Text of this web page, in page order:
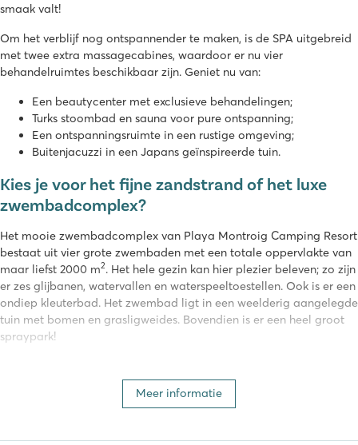
smaak valt!
Om het verblijf nog ontspannender te maken, is de SPA uitgebreid
met twee extra massagecabines, waardoor er nu vier
behandelruimtes beschikbaar zijn. Geniet nu van:
Een beautycenter met exclusieve behandelingen;
Turks stoombad en sauna voor pure ontspanning;
Een ontspanningsruimte in een rustige omgeving;
Buitenjacuzzi in een Japans geïnspireerde tuin.
Kies je voor het fijne zandstrand of het luxe
zwembadcomplex?
Het mooie zwembadcomplex van Playa Montroig Camping Resort
bestaat uit vier grote zwembaden met een totale oppervlakte van
maar liefst 2000 m2. Het hele gezin kan hier plezier beleven; zo zijn
er zes glijbanen, watervallen en waterspeeltoestellen. Ook is er een
ondiep kleuterbad. Het zwembad ligt in een weelderig aangelegde
tuin met bomen en grasligweides. Bovendien is er een heel groot
spraypark!
zandstrand van wel 1 km lang. Het bewaakte strand heeft ook een
steiger. Bij de beachclub op het strand is het mogelijk deel te
Meer informatie